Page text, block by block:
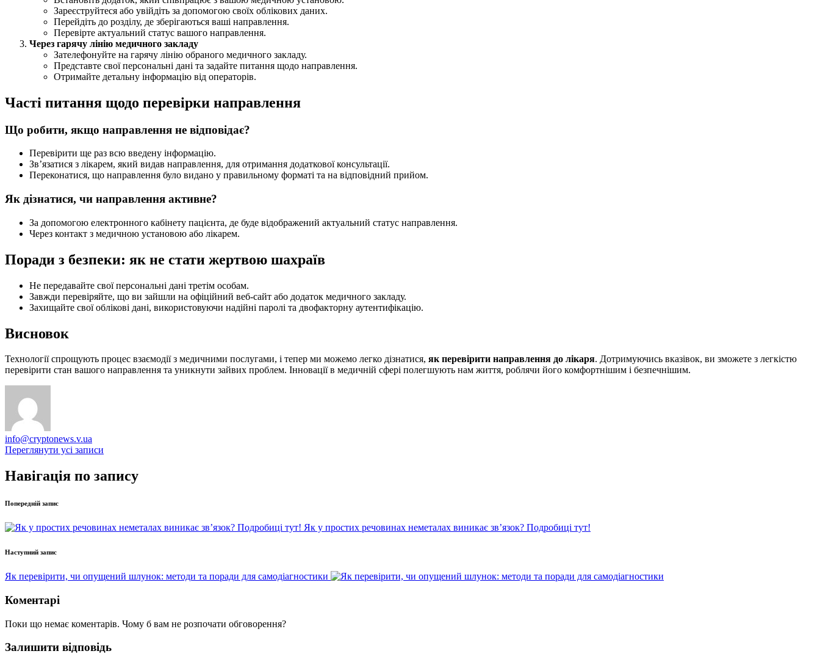
Зареєструйтеся або увійдіть за допомогою своїх облікових даних.
Перейдіть до розділу, де зберігаються ваші направлення.
Перевірте актуальний статус вашого направлення.
Через гарячу лінію медичного закладу
Зателефонуйте на гарячу лінію обраного медичного закладу.
Представте свої персональні дані та задайте питання щодо направлення.
Отримайте детальну інформацію від операторів.
Часті питання щодо перевірки направлення
Що робити, якщо направлення не відповідає?
Перевірити ще раз всю введену інформацію.
Зв’язатися з лікарем, який видав направлення, для отримання додаткової консультації.
Переконатися, що направлення було видано у правильному форматі та на відповідний прийом.
Як дізнатися, чи направлення активне?
За допомогою електронного кабінету пацієнта, де буде відображений актуальний статус направлення.
Через контакт з медичною установою або лікарем.
Поради з безпеки: як не стати жертвою шахраїв
Не передавайте свої персональні дані третім особам.
Завжди перевіряйте, що ви зайшли на офіційний веб-сайт або додаток медичного закладу.
Захищайте свої облікові дані, використовуючи надійні паролі та двофакторну аутентифікацію.
Висновок
Технології спрощують процес взаємодії з медичними послугами, і тепер ми можемо легко дізнатися, як перевірити направлення до лікаря. Дотримуючись вказівок, ви зможете з легкістю
перевірити стан вашого направлення та уникнути зайвих проблем. Інновації в медичній сфері полегшують нам життя, роблячи його комфортнішим і безпечнішим.
info@cryptonews.v.ua
Переглянути усі записи
Навігація по запису
Попередній запис
Як у простих речовинах неметалах виникає зв’язок? Подробиці тут!
Наступний запис
Як перевірити, чи опущений шлунок: методи та поради для самодіагностики
Коментарі
Поки що немає коментарів. Чому б вам не розпочати обговорення?
Залишити відповідь